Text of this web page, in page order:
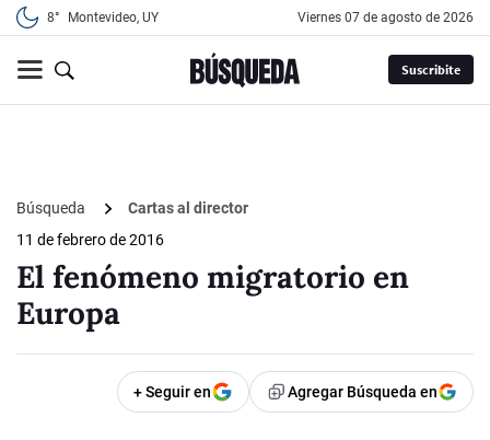
8° Montevideo, UY viernes 07 de agosto de 2026
Suscribite
Búsqueda
Cartas al director
11 de febrero de 2016
El fenómeno migratorio en
Europa
+ Seguir en Agregar Búsqueda en